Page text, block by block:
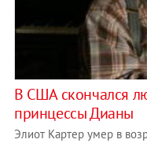
В США скончался
принцессы Дианы
Элиот Картер умер в